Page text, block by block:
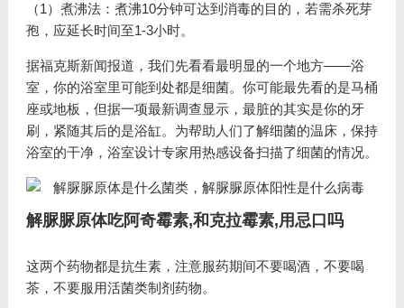
（1）煮沸法：煮沸10分钟可达到消毒的目的，若需杀死芽
孢，应延长时间至1-3小时。
据福克斯新闻报道，我们先看看最明显的一个地方——浴
室，你的浴室里可能到处都是细菌。你可能最先看的是马桶
座或地板，但据一项最新调查显示，最脏的其实是你的牙
刷，紧随其后的是浴缸。为帮助人们了解细菌的温床，保持
浴室的干净，浴室设计专家用热感设备扫描了细菌的情况。
解脲脲原体吃阿奇霉素,和克拉霉素,用忌口吗
这两个药物都是抗生素，注意服药期间不要喝酒，不要喝
茶，不要服用活菌类制剂药物。